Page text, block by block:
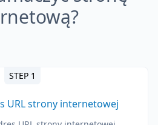
STEP 1
URL strony internetowej